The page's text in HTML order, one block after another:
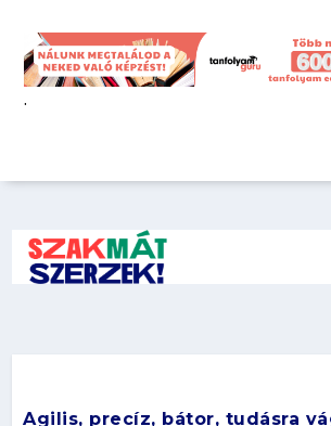
.
Agilis, precíz, bátor, tudásra